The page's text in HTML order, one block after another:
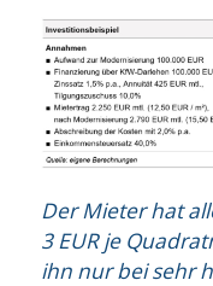
Der Mieter hat
3 EUR je
ihn nur bei sehr